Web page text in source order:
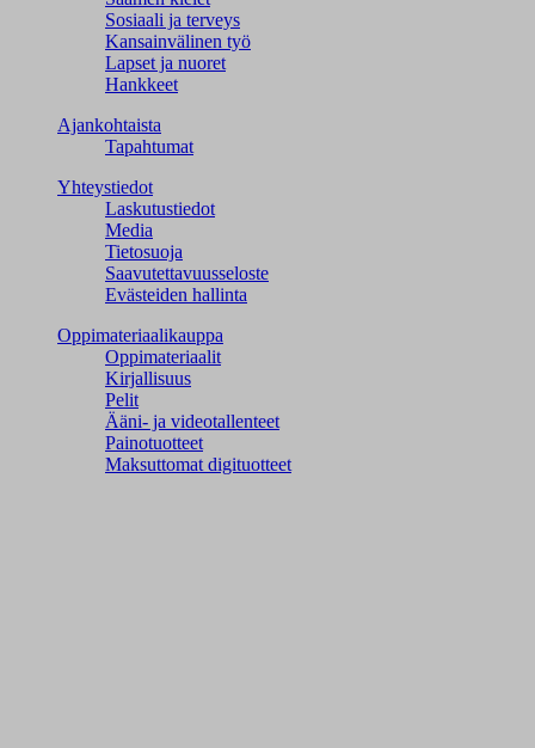
Sosiaali ja terveys
Kansainvälinen työ
Lapset ja nuoret
Hankkeet
Ajankohtaista
Tapahtumat
Yhteystiedot
Laskutustiedot
Media
Tietosuoja
Saavutettavuusseloste
Evästeiden hallinta
Oppimateriaalikauppa
Oppimateriaalit
Kirjallisuus
Pelit
Ääni- ja videotallenteet
Painotuotteet
Maksuttomat digituotteet